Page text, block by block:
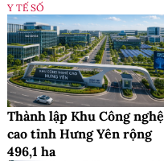
Y TẾ SỐ
Thành lập Khu Công nghệ
cao tỉnh Hưng Yên rộng
496,1 ha